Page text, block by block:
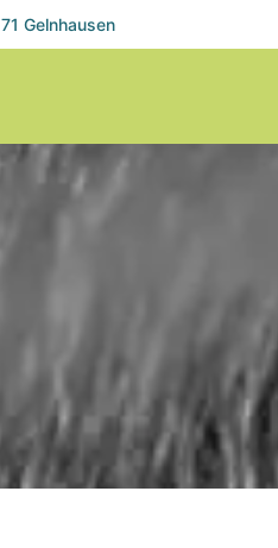
Gelnhausen